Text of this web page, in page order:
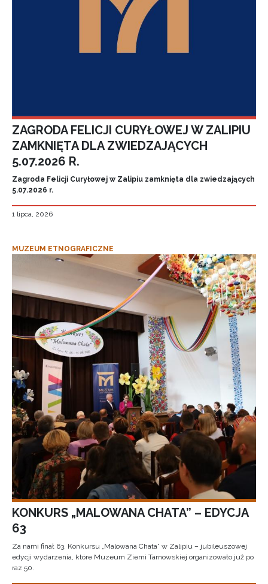
ZAGRODA FELICJI CURYŁOWEJ W ZALIPIU
ZAMKNIĘTA DLA ZWIEDZAJĄCYCH
5.07.2026 R.
Zagroda Felicji Curyłowej w Zalipiu zamknięta dla zwiedzających
5.07.2026 r.
1 lipca, 2026
MUZEUM ETNOGRAFICZNE
KONKURS „MALOWANA CHATA” – EDYCJA
63
Za nami finał 63. Konkursu „Malowana Chata” w Zalipiu – jubileuszowej
edycji wydarzenia, które Muzeum Ziemi Tarnowskiej organizowało już po
raz 50.